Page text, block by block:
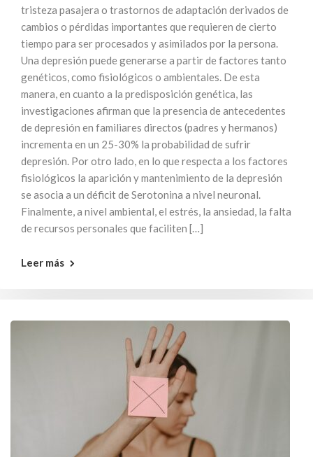
tristeza pasajera o trastornos de adaptación derivados de
cambios o pérdidas importantes que requieren de cierto
tiempo para ser procesados y asimilados por la persona.
Una depresión puede generarse a partir de factores tanto
genéticos, como fisiológicos o ambientales. De esta
manera, en cuanto a la predisposición genética, las
investigaciones afirman que la presencia de antecedentes
de depresión en familiares directos (padres y hermanos)
incrementa en un 25-30% la probabilidad de sufrir
depresión. Por otro lado, en lo que respecta a los factores
fisiológicos la aparición y mantenimiento de la depresión
se asocia a un déficit de Serotonina a nivel neuronal.
Finalmente, a nivel ambiental, el estrés, la ansiedad, la falta
de recursos personales que faciliten […]
Leer más